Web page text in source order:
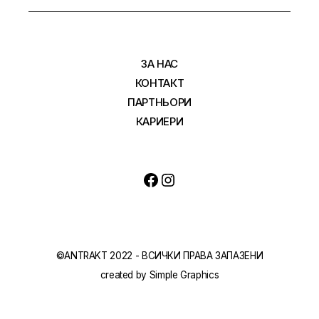
ЗА НАС
КОНТАКТ
ПАРТНЬОРИ
КАРИЕРИ
Facebook
Instagram
©ANTRAKT 2022 - ВСИЧКИ ПРАВА ЗАПАЗЕНИ
created by Simple Graphics